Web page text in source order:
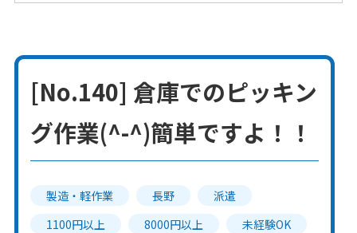
[No.140] 倉庫でのピッキン
グ作業(^-^)簡単ですよ！！
製造・軽作業 長野
派遣
1100円以上
8000円以上
未経験OK